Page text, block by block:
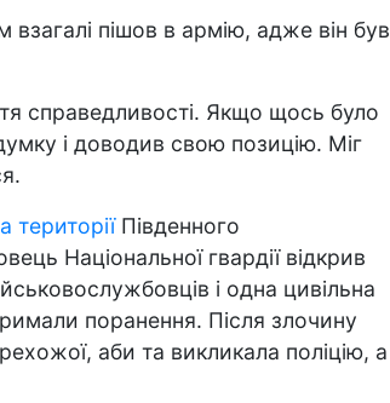
пішов в армію, адже він був
справедливості. Якщо щось було
і доводив свою позицію. Міг
територіїПівденного
Національної гвардії відкрив
і одна цивільна
поранення. Після злочину
аби та викликала поліцію, а